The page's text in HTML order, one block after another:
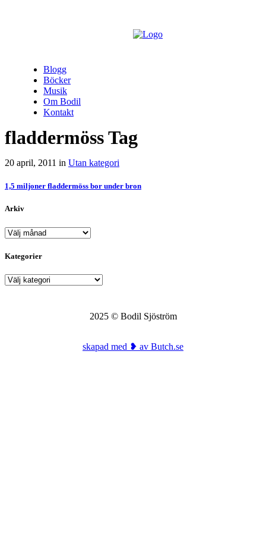
Blogg
Böcker
Musik
Om Bodil
Kontakt
fladdermöss Tag
20 april, 2011 in Utan kategori
1,5 miljoner fladdermöss bor under bron
Arkiv
Arkiv
Kategorier
Kategorier
2025 © Bodil Sjöström
skapad med ❥ av Butch.se